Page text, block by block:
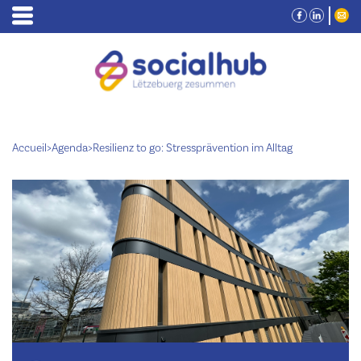
Accueil>Agenda>Resilienz to go: Stressprävention im Alltag